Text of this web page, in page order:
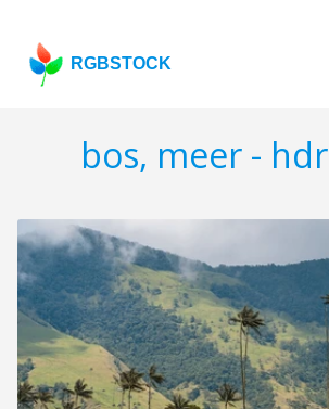
RGBSTOCK
bos, meer - hdr